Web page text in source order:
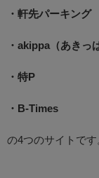
・軒先パーキング
・akippa（あきっ
・特P
・B-Times
の4つのサイトです